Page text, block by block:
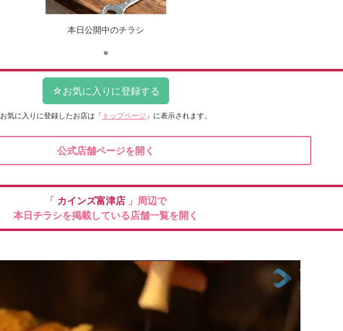
本日公開中のチラシ
お気に入りに登録したお店は 「 トップページ 」に表示されます。
公式店舗ページを開く
「 カインズ富津店 」周辺で
本日チラシを掲載している店舗一覧を開く